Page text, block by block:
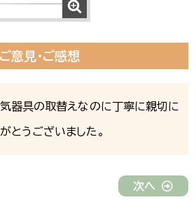
ご意見・ご感想
気器具の取替えなのに丁寧に親切に
とうございました。
次へ